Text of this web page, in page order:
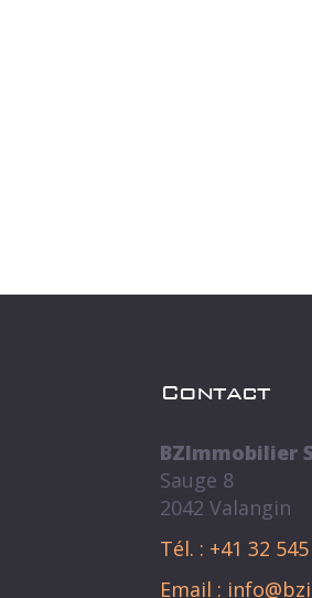
Contact
BZImmobilier
Sauge 8
2042 Valangin
Tél. : +41 32
Email :